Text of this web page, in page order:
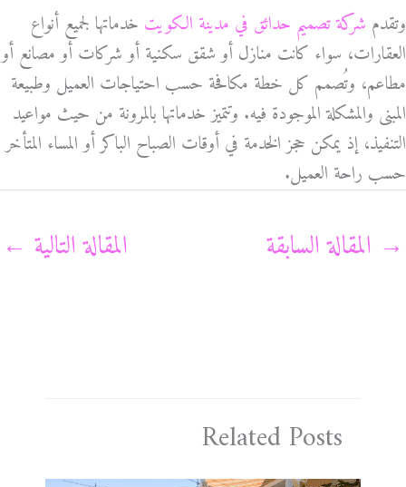
وتقدم شركة تصميم حدائق في مدينة الكويت خدماتها لجميع أنواع
العقارات، سواء كانت منازل أو شقق سكنية أو شركات أو مصانع أو
مطاعم، وتُصمم كل خطة مكافحة حسب احتياجات العميل وطبيعة
المبنى والمشكلة الموجودة فيه. وتتميز خدماتها بالمرونة من حيث مواعيد
التنفيذ، إذ يمكن حجز الخدمة في أوقات الصباح الباكر أو المساء المتأخر
حسب راحة العميل.
→ المقالة السابقة المقالة التالية ←
Related Posts